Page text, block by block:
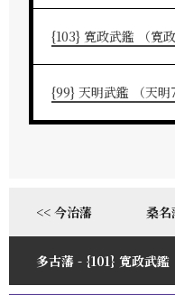
{103} 寛政武鑑 （寛
{99} 天明武鑑 （天
<< 今治藩 桑名
多古藩 - {101} 寛政武